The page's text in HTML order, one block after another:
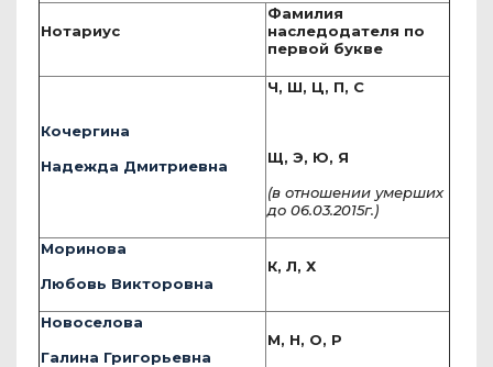
Нотариус
Фамилия
наследодателя по
первой букве
Кочергина
Надежда Дмитриевна
Ч, Ш, Ц, П, С
Щ, Э, Ю, Я
(в отношении умерших
до 06.03.2015г.)
Моринова
Любовь Викторовна
К, Л, Х
Новоселова
Галина Григорьевна
М, Н, О, Р